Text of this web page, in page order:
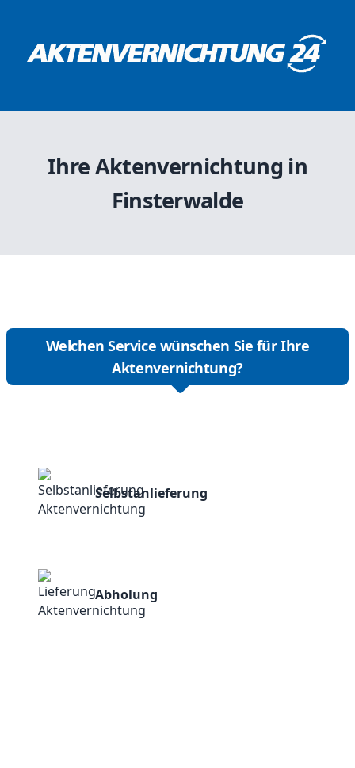
Ihre Aktenvernichtung in
Finsterwalde
Welchen Service wünschen Sie für Ihre
Aktenvernichtung?
Selbstanlieferung
Abholung